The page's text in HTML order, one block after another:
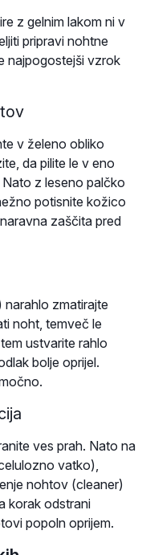
z gelnim lakom ni v
pripravi nohtne
najpogostejši vzrok
v želeno obliko
da pilite le v eno
z leseno palčko
potisnite kožico
zaščita pred
narahlo zmatirajte
noht, temveč le
ustvarite rahlo
bolje oprijel.
ves prah. Nato na
vatko),
nohtov (cleaner)
korak odstrani
popoln oprijem.